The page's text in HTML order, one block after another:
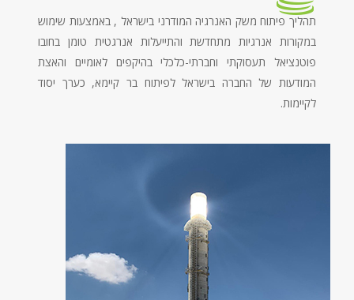
תהליך פיתוח משק האנרגיה המודרני בישראל , באמצעות שימוש
במקורות אנרגיות מתחדשת והתייעלות אנרגטית טומן בחובו
פוטנציאל תעסוקתי וחברתי-כלכלי בהיקפים לאומיים והאצת
המודעות של החברה בישראל לפיתוח בר קיימא, כערך יסוד
לקיימות.